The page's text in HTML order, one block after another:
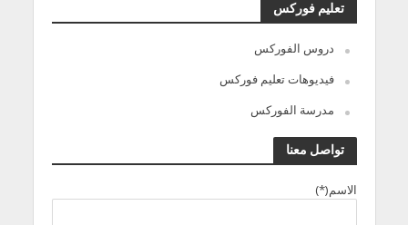
تعليم فوركس
دروس الفوركس
فيديوهات تعليم فوركس
مدرسة الفوركس
تواصل معنا
الاسم(*)